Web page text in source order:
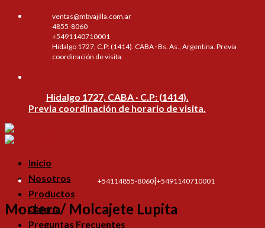
Skip
ventas@mbvajilla.com.ar
4855-8060
+5491140710001
Hidalgo 1727, C.P: (1414). CABA · Bs. As., Argentina. Previa
coordinación de visita.
Hidalgo 1727, CABA · C.P: (1414).
Previa coordinación de horario de visita.
Inicio
Nosotros
Productos
Galería
Preguntas Frecuentes
+54114855-8060|+5491140710001
Mortero/ Molcajete Lupita